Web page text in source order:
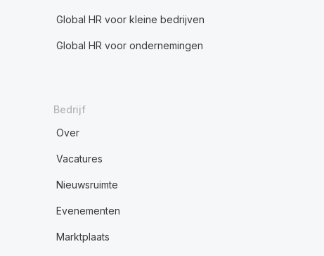
Global HR voor kleine bedrijven
Global HR voor ondernemingen
Bedrijf
Over
Vacatures
Nieuwsruimte
Evenementen
Marktplaats